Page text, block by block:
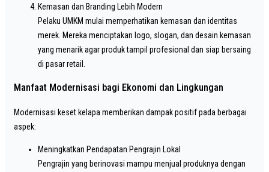
Kemasan dan Branding Lebih Modern
Pelaku UMKM mulai memperhatikan kemasan dan identitas
merek. Mereka menciptakan logo, slogan, dan desain kemasan
yang menarik agar produk tampil profesional dan siap bersaing
di pasar retail.
Manfaat Modernisasi bagi Ekonomi dan Lingkungan
Modernisasi keset kelapa memberikan dampak positif pada berbagai
aspek:
Meningkatkan Pendapatan Pengrajin Lokal
Pengrajin yang berinovasi mampu menjual produknya dengan